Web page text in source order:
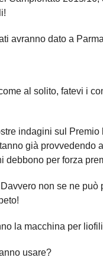
avranno dato a
al solito, fatevi i
indagini sul
già provvedendo
debbono per forza
non se ne
la macchina per
usare?